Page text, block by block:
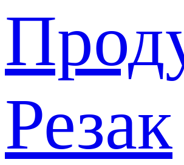
Резак